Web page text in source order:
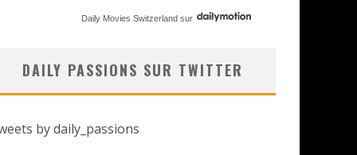
Daily Movies Switzerland sur
DAILY PASSIONS SUR TWITTER
by daily_passions